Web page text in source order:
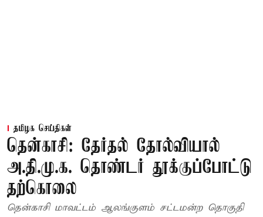
தமிழக செய்திகள்
தென்காசி: தேர்தல் தோல்வியால்
அ.தி.மு.க. தொண்டர் தூக்குப்போட்டு
தற்கொலை
தென்காசி மாவட்டம் ஆலங்குளம் சட்டமன்ற தொகுதி